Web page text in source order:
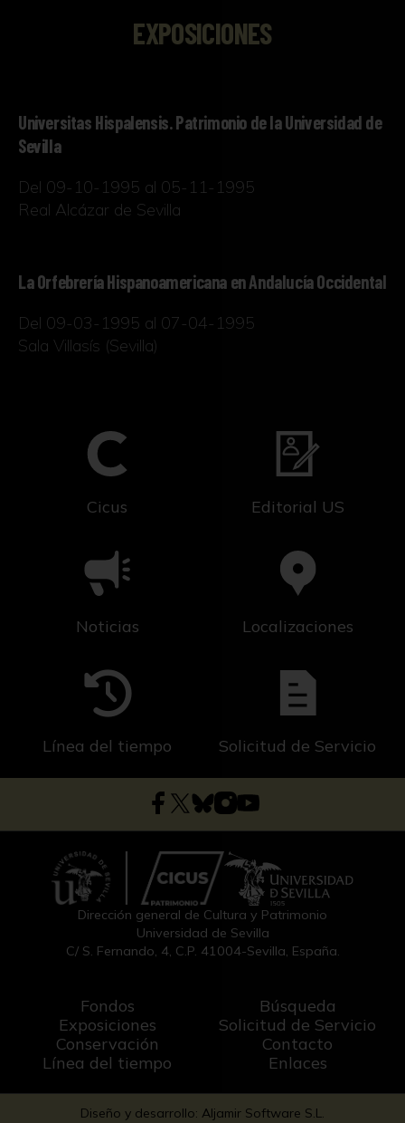
EXPOSICIONES
Universitas Hispalensis. Patrimonio de la Universidad de
Sevilla
Del 09-10-1995 al 05-11-1995
Real Alcázar de Sevilla
La Orfebrería Hispanoamericana en Andalucía Occidental
Del 09-03-1995 al 07-04-1995
Sala Villasís (Sevilla)
Cicus Editorial US
Noticias Localizaciones
Línea del tiempo Solicitud de Servicio
Dirección general de Cultura y Patrimonio
Universidad de Sevilla
C/ S. Fernando, 4, C.P. 41004-Sevilla, España.
Fondos
Exposiciones
Conservación
Línea del tiempo
Búsqueda
Solicitud de Servicio
Contacto
Enlaces
Diseño y desarrollo: Aljamir Software S.L.